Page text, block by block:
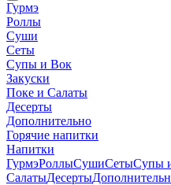
Гурмэ
Роллы
Суши
Сеты
Супы и Вок
Закуски
Поке и Салаты
Десерты
Дополнительно
Горячие напитки
Напитки
ГурмэРоллыСушиСетыСупы
СалатыДесерты